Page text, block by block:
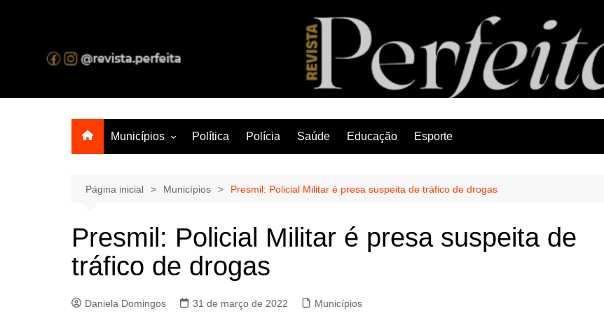
Revista Perfeita
A melhor revista eletrônica do interior de Sergipe
Municípios
Lagarto
Política Polícia Saúde Educação Esporte
Página inicial Municípios Presmil: Policial Militar é presa suspeita de tráfico de drogas
Presmil: Policial Militar é presa suspeita de
tráfico de drogas
Daniela Domingos 31 de março de 2022 Municípios